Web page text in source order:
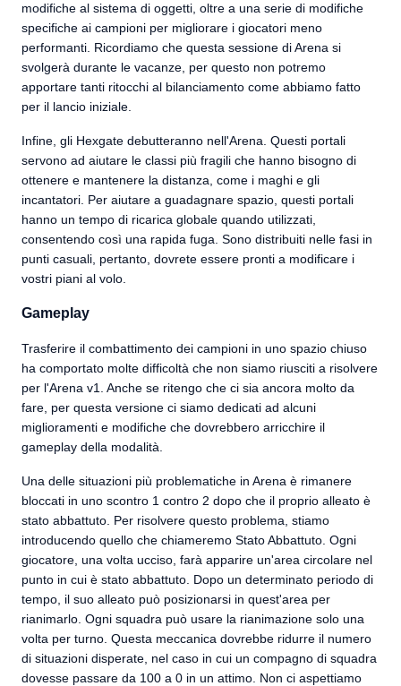
modifiche al sistema di oggetti, oltre a una serie di modifiche
specifiche ai campioni per migliorare i giocatori meno
performanti. Ricordiamo che questa sessione di Arena si
svolgerà durante le vacanze, per questo non potremo
apportare tanti ritocchi al bilanciamento come abbiamo fatto
per il lancio iniziale.
Infine, gli Hexgate debutteranno nell'Arena. Questi portali
servono ad aiutare le classi più fragili che hanno bisogno di
ottenere e mantenere la distanza, come i maghi e gli
incantatori. Per aiutare a guadagnare spazio, questi portali
hanno un tempo di ricarica globale quando utilizzati,
consentendo così una rapida fuga. Sono distribuiti nelle fasi in
punti casuali, pertanto, dovrete essere pronti a modificare i
vostri piani al volo.
Gameplay
Trasferire il combattimento dei campioni in uno spazio chiuso
ha comportato molte difficoltà che non siamo riusciti a risolvere
per l'Arena v1. Anche se ritengo che ci sia ancora molto da
fare, per questa versione ci siamo dedicati ad alcuni
miglioramenti e modifiche che dovrebbero arricchire il
gameplay della modalità.
Una delle situazioni più problematiche in Arena è rimanere
bloccati in uno scontro 1 contro 2 dopo che il proprio alleato è
stato abbattuto. Per risolvere questo problema, stiamo
introducendo quello che chiameremo Stato Abbattuto. Ogni
giocatore, una volta ucciso, farà apparire un'area circolare nel
punto in cui è stato abbattuto. Dopo un determinato periodo di
tempo, il suo alleato può posizionarsi in quest'area per
rianimarlo. Ogni squadra può usare la rianimazione solo una
volta per turno. Questa meccanica dovrebbe ridurre il numero
di situazioni disperate, nel caso in cui un compagno di squadra
dovesse passare da 100 a 0 in un attimo. Non ci aspettiamo